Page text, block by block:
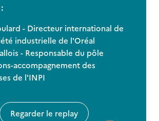
- Directeur international de
industrielle de l'Oréal
- Responsable du pôle
accompagnement des
de l'INPI
Regarder le replay